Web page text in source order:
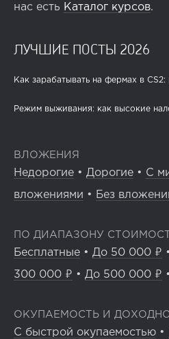
нас есть Каталог курсов.
ЛУЧШИЕ ПОСТЫ 2026
Как зарабатывать на фермах в
Режим выживания: как высокие
ВЛОЖЕНИЯ
Недорогие • Дорогие • С
вложениями • Без
ПО ДИАПАЗОНУ
Бесплатные • До 50 000 ₽ •
300 000 ₽ • До 500 000 ₽ •
ОКУПАЕМОСТЬ И
С быстрой окупаемостью •